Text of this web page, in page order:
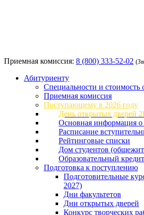
Приемная комиссия: 8 (800) 333-52-02
Абитуриенту
Специальности и стоимость
Приемная комиссия
Поступающему в 2026 году
День открытых дверей
Основная информация о
Расписание
Рейтинговые списки
Дом студентов
Образовательный кредит
Подготовка к поступлению
Подготовительные
2027)
Дни факультетов
Дни открытых дверей
Конкурс творческих